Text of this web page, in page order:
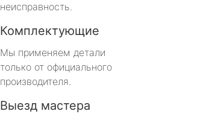
неисправность.
Комплектующие
Мы применяем детали
только от официального
производителя.
Выезд мастера